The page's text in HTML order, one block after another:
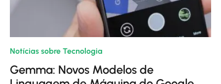
Notícias sobre Tecnologia
Gemma: Novos Modelos de